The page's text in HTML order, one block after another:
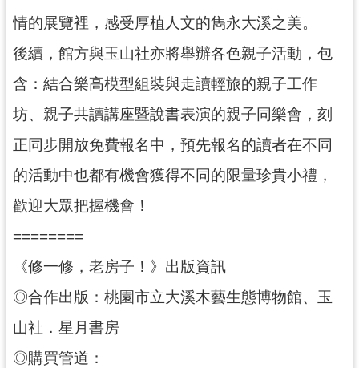
資
料
開
放
宣
情的展覽裡，感受厚植人文的雋永大溪之美。
後續，館方與玉山社亦將舉辦各色親子活動，包
含：結合樂高模型組裝與走讀輕旅的親子工作
坊、親子共讀講座暨說書表演的親子同樂會，刻
正同步開放免費報名中，預先報名的讀者在不同
的活動中也都有機會獲得不同的限量珍貴小禮，
歡迎大眾把握機會！
========
《修一修，老房子！》出版資訊
◎合作出版：桃園市立大溪木藝生態博物館、玉
山社．星月書房
◎購買管道：